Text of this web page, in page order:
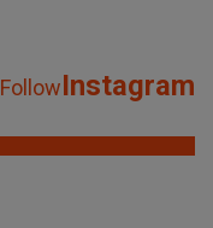
FollowInstagram